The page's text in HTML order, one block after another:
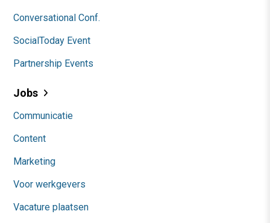
Conversational Conf.
SocialToday Event
Partnership Events
Jobs
Communicatie
Content
Marketing
Voor werkgevers
Vacature plaatsen